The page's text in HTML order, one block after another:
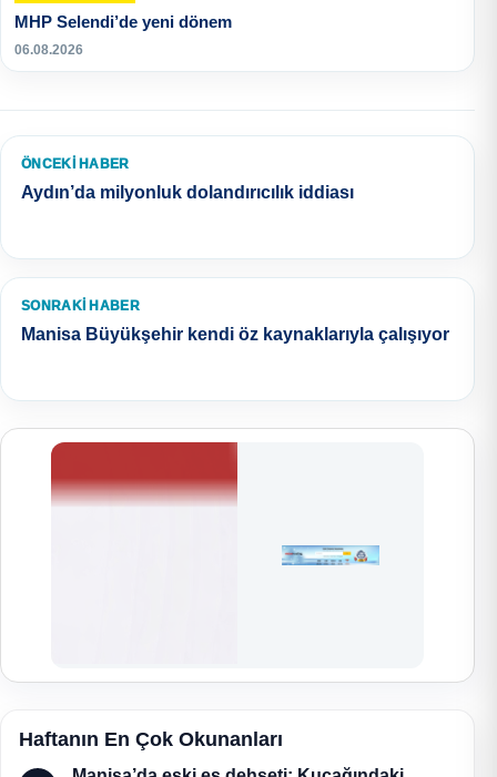
MHP Selendi’de yeni dönem
06.08.2026
ÖNCEKI HABER
Aydın’da milyonluk dolandırıcılık iddiası
SONRAKI HABER
Manisa Büyükşehir kendi öz kaynaklarıyla çalışıyor
Haftanın En Çok Okunanları